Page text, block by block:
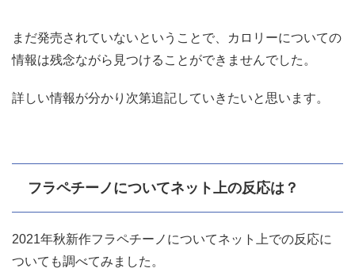
まだ発売されていないということで、カロリーについての
情報は残念ながら見つけることができませんでした。
詳しい情報が分かり次第追記していきたいと思います。
フラペチーノについてネット上の反応は？
2021年秋新作フラペチーノについてネット上での反応に
ついても調べてみました。